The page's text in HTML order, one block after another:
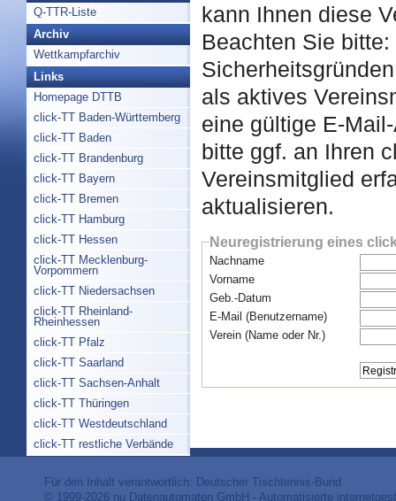
Q-TTR-Liste
Archiv
Wettkampfarchiv
Links
Homepage DTTB
click-TT Baden-Württemberg
click-TT Baden
click-TT Brandenburg
click-TT Bayern
click-TT Bremen
click-TT Hamburg
click-TT Hessen
click-TT Mecklenburg-
Vorpommern
click-TT Niedersachsen
click-TT Rheinland-
Rheinhessen
click-TT Pfalz
click-TT Saarland
click-TT Sachsen-Anhalt
click-TT Thüringen
click-TT Westdeutschland
click-TT restliche Verbände
kann Ihnen diese
Beachten Sie
als aktives
eine gültige E-
bitte ggf. an Ihren
Vereinsmitglied
aktualisieren.
Neuregistrierung eines
Nachname
Vorname
Geb.-Datum
E-Mail (Benutzername)
Verein (Name oder Nr.)
Für den Inhalt verantwortlich: Deutscher Tischtennis-Bund
© 1999-2026 nu Datenautomaten GmbH - Automatisierte